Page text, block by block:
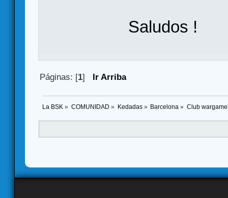
Saludos !
Páginas: [1] Ir Arriba
La BSK » COMUNIDAD » Kedadas» Barcelona » Club